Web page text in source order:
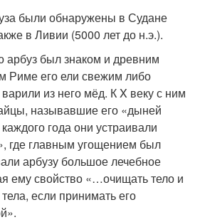
были обнаружены в Судане
в Ливии (5000 лет до н.э.).
арбуз был знаком и древним
Риме его ели свежим либо
из него мёд. К X веку с ним
называвшие его «дыней
года они устраивали
где главным угощением был
арбузу большое лечебное
ему свойство «…очищать тело и
если принимать его